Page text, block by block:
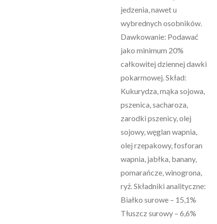
jedzenia, nawet u
wybrednych osobników.
Dawkowanie: Podawać
jako minimum 20%
całkowitej dziennej dawki
pokarmowej. Skład:
Kukurydza, mąka sojowa,
pszenica, sacharoza,
zarodki pszenicy, olej
sojowy, węglan wapnia,
olej rzepakowy, fosforan
wapnia, jabłka, banany,
pomarańcze, winogrona,
ryż. Składniki analityczne:
Białko surowe – 15,1%
Tłuszcz surowy – 6,6%